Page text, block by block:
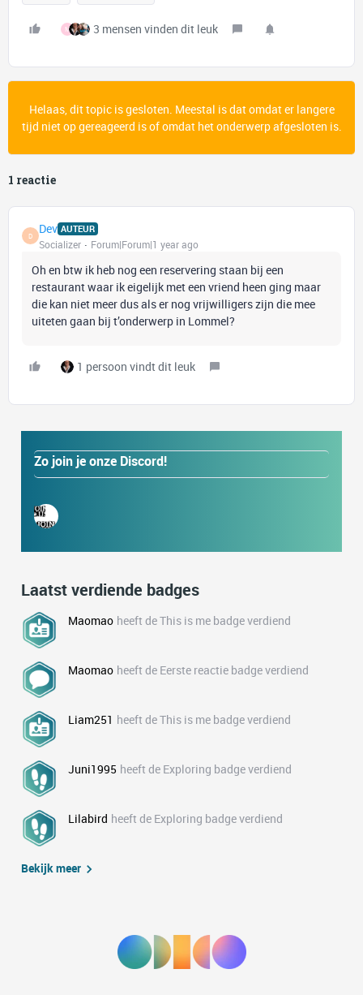
M 3 mensen vinden dit leuk
Helaas, dit topic is gesloten. Meestal is dat omdat er langere
tijd niet op gereageerd is of omdat het onderwerp afgesloten is.
1 reactie
D Dev AUTEUR
Socializer Forum|Forum|1 year ago
Oh en btw ik heb nog een reservering staan bij een
restaurant waar ik eigelijk met een vriend heen ging maar
die kan niet meer dus als er nog vrijwilligers zijn die mee
uiteten gaan bij t’onderwerp in Lommel?
1 persoon vindt dit leuk
Zo join je onze Discord!
Laatst verdiende badges
Maomao heeft de This is me badge verdiend
Maomao heeft de Eerste reactie badge verdiend
Liam251 heeft de This is me badge verdiend
Juni1995 heeft de Exploring badge verdiend
Lilabird heeft de Exploring badge verdiend
Bekijk meer